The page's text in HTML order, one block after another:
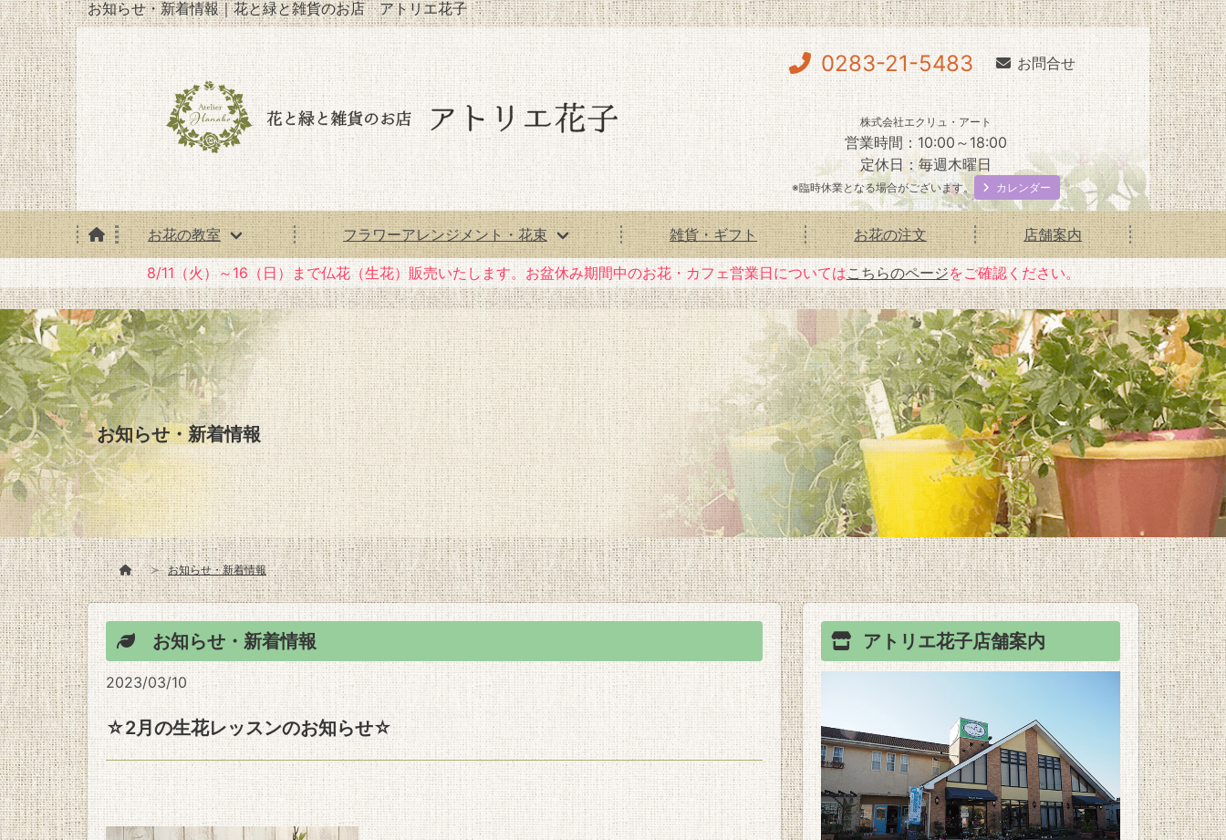
お知らせ・新着情報｜花と緑と雑貨のお店 アトリエ花子
0283-21-5483 お問合せ
株式会社エクリュ・アート
営業時間：10:00～18:00
定休日：毎週木曜日
※臨時休業となる場合がございます。 カレンダー
お花の教室 フラワーアレンジメント・花束 雑貨・ギフト お花の注文 店舗案内
8/11（火）～16（日）まで仏花（生花）販売いたします。お盆休み期間中のお花・カフェ営業日についてはこちらのページをご確認ください。
お知らせ・新着情報
お知らせ・新着情報
お知らせ・新着情報
2023/03/10
☆2月の生花レッスンのお知らせ☆
アトリエ花子店舗案内